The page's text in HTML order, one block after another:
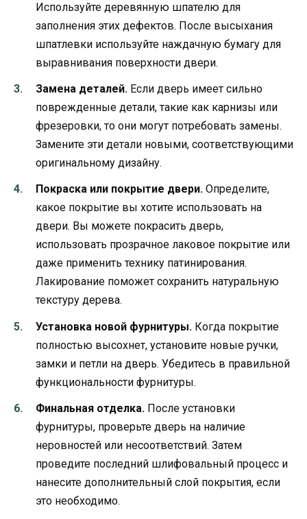
Используйте деревянную шпателю для
заполнения этих дефектов. После высыхания
шпатлевки используйте наждачную бумагу для
выравнивания поверхности двери.
Замена деталей. Если дверь имеет сильно
поврежденные детали, такие как карнизы или
фрезеровки, то они могут потребовать замены.
Замените эти детали новыми, соответствующими
оригинальному дизайну.
Покраска или покрытие двери. Определите,
какое покрытие вы хотите использовать на
двери. Вы можете покрасить дверь,
использовать прозрачное лаковое покрытие или
даже применить технику патинирования.
Лакирование поможет сохранить натуральную
текстуру дерева.
Установка новой фурнитуры. Когда покрытие
полностью высохнет, установите новые ручки,
замки и петли на дверь. Убедитесь в правильной
функциональности фурнитуры.
Финальная отделка. После установки
фурнитуры, проверьте дверь на наличие
неровностей или несоответствий. Затем
проведите последний шлифовальный процесс и
нанесите дополнительный слой покрытия, если
это необходимо.